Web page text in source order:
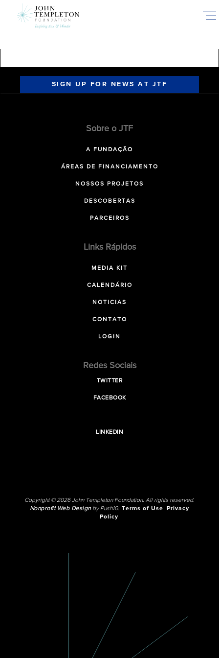
SIGN UP FOR NEWS AT JTF
Sobre o JTF
A FUNDAÇÃO
ÁREAS DE FINANCIAMENTO
NOSSOS PROJETOS
DESCOBERTAS
PARCEIROS
Links Rápidos
MEDIA KIT
CALENDÁRIO
NOTICIAS
CONTATO
LOGIN
Redes Sociais
TWITTER
FACEBOOK
LINKEDIN
Copyright © 2026 John Templeton Foundation. All rights reserved.
Nonprofit Web Designby Push10. Terms of Use
Privacy
Policy